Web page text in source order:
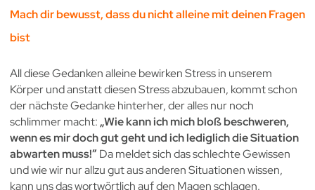
Mach dir bewusst, dass du nicht alleine mit deinen Fragen
bist
All diese Gedanken alleine bewirken Stress in unserem
Körper und anstatt diesen Stress abzubauen, kommt schon
der nächste Gedanke hinterher, der alles nur noch
schlimmer macht: „Wie kann ich mich bloß beschweren,
wenn es mir doch gut geht und ich lediglich die Situation
abwarten muss!” Da meldet sich das schlechte Gewissen
und wie wir nur allzu gut aus anderen Situationen wissen,
kann uns das wortwörtlich auf den Magen schlagen.